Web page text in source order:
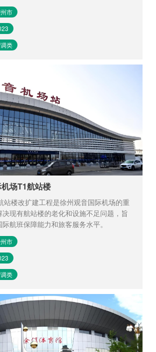
市
类
场T1航站楼
站楼改扩建工程是徐州观音国际机场的重
现有航站楼的老化和设施不足问题，旨
航班保障能力和旅客服务水平。
市
类